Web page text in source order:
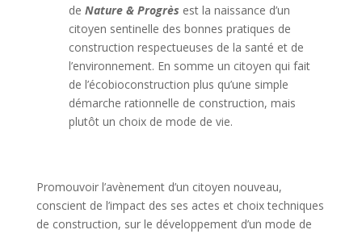
de Nature & Progrès est la naissance d’un
citoyen sentinelle des bonnes pratiques de
construction respectueuses de la santé et de
l’environnement. En somme un citoyen qui fait
de l’écobioconstruction plus qu’une simple
démarche rationnelle de construction, mais
plutôt un choix de mode de vie.
Promouvoir l’avènement d’un citoyen nouveau,
conscient de l’impact des ses actes et choix techniques
de construction, sur le développement d’un mode de